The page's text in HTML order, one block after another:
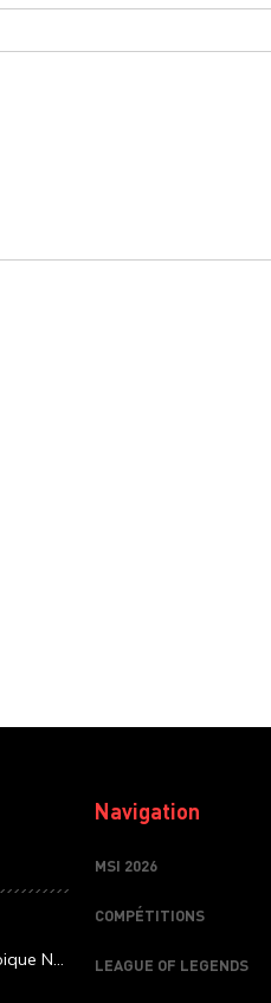
N...
Navigation
MSI 2026
COMPÉTITIONS
LEAGUE OF LEGENDS